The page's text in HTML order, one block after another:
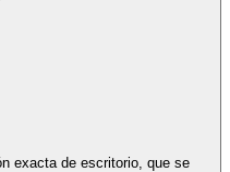
exacta de escritorio, que se